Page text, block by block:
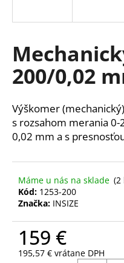
200/0,02
Výškomer
s rozsahom merania
0,02 mm a s
Máme u nás na sklade (2
Kód: 1253-200
Značka: INSIZE
159 €
195,57 € vrátane DPH
s
ť
?
HĽADAŤ
O
d
p